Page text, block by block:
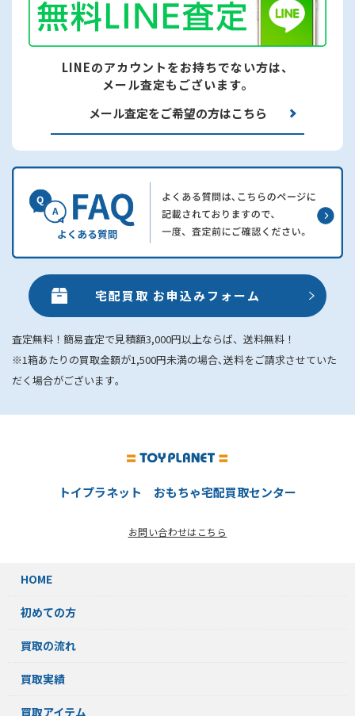
LINEのアカウントをお持ちでない方は、
メール査定もございます。
メール査定をご希望の方はこちら
宅配買取 お申込みフォーム
査定無料！簡易査定で見積額3,000円以上ならば、送料無料！
※1箱あたりの買取金額が1,500円未満の場合､送料をご請求させていた
だく場合がございます｡
トイプラネット おもちゃ宅配買取センター
お問い合わせはこちら
HOME
初めての方
買取の流れ
買取実績
買取アイテム